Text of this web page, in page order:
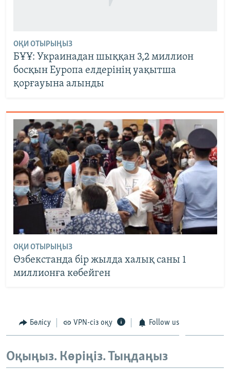
ОҚИ ОТЫРЫҢЫЗ
БҰҰ: Украинадан шыққан 3,2 миллион
босқын Еуропа елдерінің уақытша
қорғауына алынды
ОҚИ ОТЫРЫҢЫЗ
Өзбекстанда бір жылда халық саны 1
миллионға көбейген
Бөлісу VPN-сіз оқу Follow us
Оқыңыз. Көріңіз. Тыңдаңыз